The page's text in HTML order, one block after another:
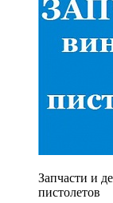
Запчасти и
пистолетов